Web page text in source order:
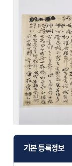
기본 등록정보